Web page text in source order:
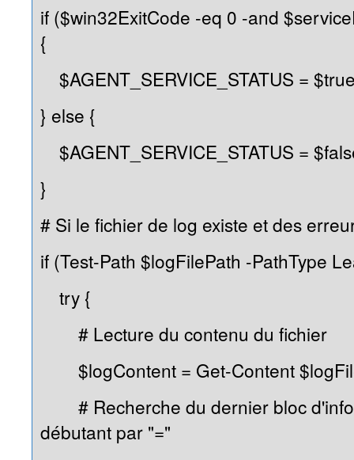
if ($win32ExitCode -eq 0 -and
{
$AGENT_SERVICE_STATUS =
} else {
$AGENT_SERVICE_STATUS =
}
# Si le fichier de log existe et des
if (Test-Path $logFilePath -PathType
try {
# Lecture du contenu du fichier
$logContent = Get-Content
# Recherche du dernier bloc
débutant par "="